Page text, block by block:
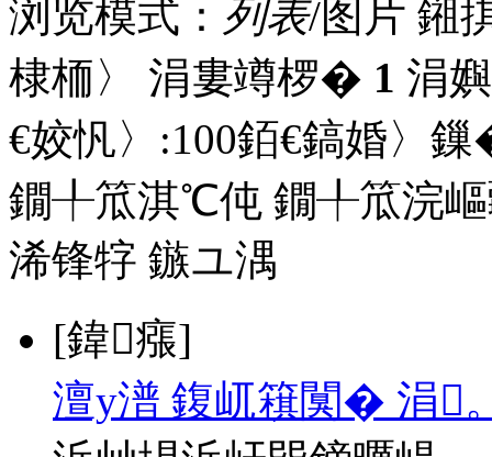
浏览模式： 列表/图片 鎺
棣栭〉 涓婁竴椤� 1 涓
€姣忛〉:100銆€鎬婚〉
鐗╀笟淇℃伅 鐗╀笟浣
浠锋牸 鏃ユ湡
[鍏瘬]
澶у潽 鍑屼簯闃� 涓